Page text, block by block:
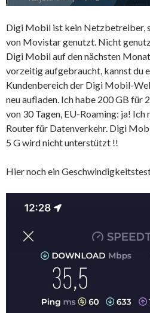
Digi Mobil ist kein Netzbetreiber,
von Movistar genutzt. Nicht
Digi Mobil auf den nächsten
vorzeitig aufgebraucht, kannst du
Kundenbereich der Digi Mobil-
neu aufladen. Ich habe 200 GB
von 30 Tagen, EU-Roaming: ja! Ich
Router für Datenverkehr. Digi
5 G wird nicht unterstützt !!
Hier noch ein